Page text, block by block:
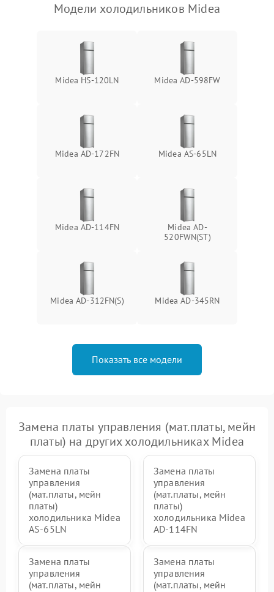
Модели холодильников Midea
Midea HS-120LN Midea AD-598FW
Midea AD-172FN Midea AS-65LN
Midea AD-114FN
Midea AD-
520FWN(ST)
Midea AD-312FN(S) Midea AD-345RN
Показать все модели
Замена платы управления (мат.платы, мейн
платы) на других холодильниках Midea
Замена платы
управления
(мат.платы, мейн
платы)
холодильника Midea
AS-65LN
Замена платы
управления
(мат.платы, мейн
платы)
холодильника Midea
AD-114FN
Замена платы
управления
(мат.платы, мейн
Замена платы
управления
(мат.платы, мейн